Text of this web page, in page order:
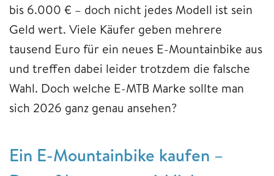
bis 6.000 € – doch nicht jedes Modell ist sein
Geld wert. Viele Käufer geben mehrere
tausend Euro für ein neues E-Mountainbike aus
und treffen dabei leider trotzdem die falsche
Wahl. Doch welche E-MTB Marke sollte man
sich 2026 ganz genau ansehen?
Ein E-Mountainbike kaufen –